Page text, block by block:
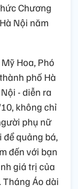
Chương
Nội năm
Hoa, Phó
phố Hà
- diễn ra
không chỉ
phụ nữ
để quảng bá,
đến với bạn
giá trị của
Áo dài